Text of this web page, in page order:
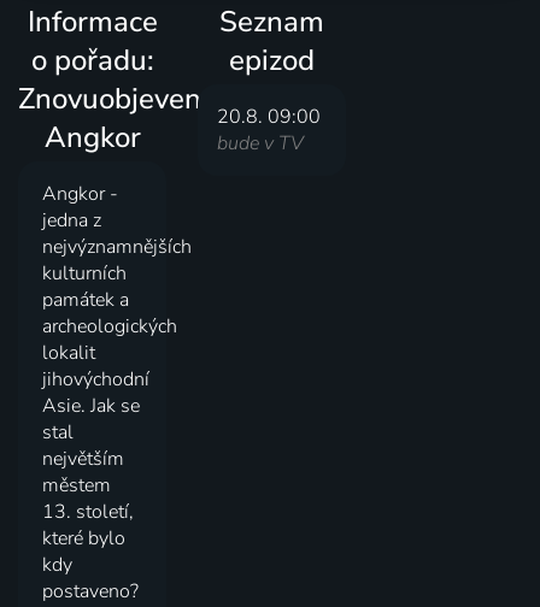
Informace
o pořadu:
Znovuobjevený
Angkor
Angkor -
jedna z
nejvýznamnějších
kulturních
památek a
archeologických
lokalit
jihovýchodní
Asie. Jak se
stal
největším
městem
13. století,
které bylo
kdy
postaveno?
Seznam
epizod
20.8. 09:00
bude v TV